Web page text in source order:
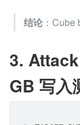
结论 ：Cube
3.
GB 写入